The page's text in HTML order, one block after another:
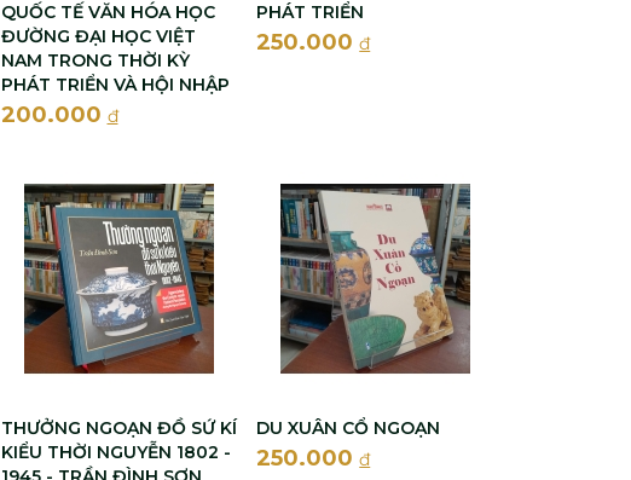
QUỐC TẾ VĂN HÓA HỌC
ĐƯỜNG ĐẠI HỌC VIỆT
NAM TRONG THỜI KỲ
PHÁT TRIỂN VÀ HỘI NHẬP
200.000 đ
PHÁT TRIỂN
250.000đ
THƯỞNG NGOẠN ĐỒ SỨ KÍ
KIỂU THỜI NGUYỄN 1802 -
DU XUÂN CỔ NGOẠN
250.000đ